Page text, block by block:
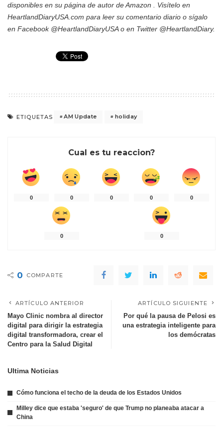
disponibles en su página de autor de Amazon . Visítelo en
HeartlandDiaryUSA.com para leer su comentario diario o sígalo
en Facebook @HeartlandDiaryUSA o en Twitter @HeartlandDiary.
ETIQUETAS AM Update holiday
Cual es tu reaccion?
0 0 0 0 0
0 0
0 COMPARTE
ARTÍCULO ANTERIOR
Mayo Clinic nombra al director
digital para dirigir la estrategia
digital transformadora, crear el
Centro para la Salud Digital
ARTÍCULO SIGUIENTE
Por qué la pausa de Pelosi es
una estrategia inteligente para
los demócratas
Ultima Noticias
Cómo funciona el techo de la deuda de los Estados Unidos
Milley dice que estaba 'seguro' de que Trump no planeaba atacar a
China